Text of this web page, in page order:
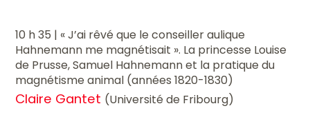
10 h 35 | « J’ai rêvé que le conseiller aulique
Hahnemann me magnétisait ». La princesse Louise
de Prusse, Samuel Hahnemann et la pratique du
magnétisme animal (années 1820-1830)
Claire Gantet (Université de Fribourg)